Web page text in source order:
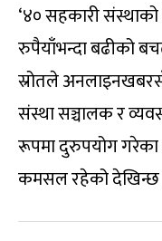
‘४० सहकारी संस्थाको
रुपैयाँभन्दा बढीको
स्रोतले
संस्था सञ्चालक र
रूपमा दुरुपयोग गरेका
कमसल रहेको देखिन्छ